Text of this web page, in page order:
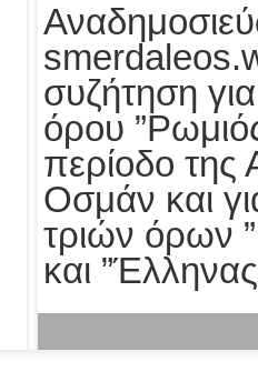
συζήτηση
όρου
περίοδο της
Οσμάν και
τριών όρων
και